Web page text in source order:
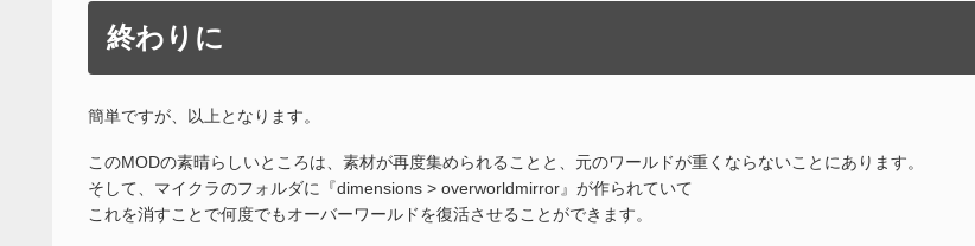
終わりに
簡単ですが、以上となります。
このMODの素晴らしいところは、素材が再度集められることと、元のワールドが重くならないことにあります。
そして、マイクラのフォルダに『dimensions > overworldmirror』が作られていて
これを消すことで何度でもオーバーワールドを復活させることができます。